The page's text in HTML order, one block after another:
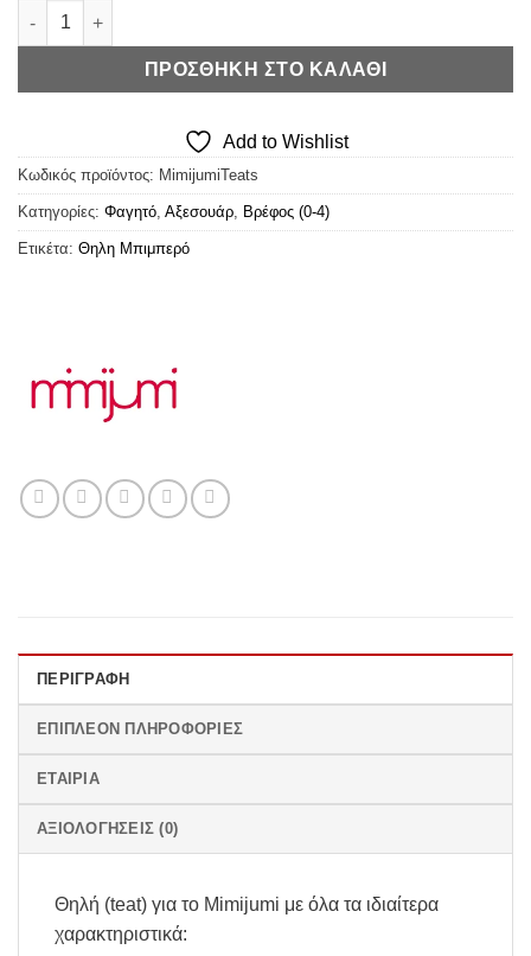
Mimijumi Teats - Ανταλλακτικές Θηλές ποσότητα
ΠΡΟΣΘΉΚΗ ΣΤΟ ΚΑΛΆΘΙ
Add to Wishlist
Κωδικός προϊόντος: MimijumiTeats
Κατηγορίες: Φαγητό, Αξεσουάρ, Βρέφος (0-4)
Ετικέτα: Θηλη Μπιμπερό
ΠΕΡΙΓΡΑΦΉ
ΕΠΙΠΛΈΟΝ ΠΛΗΡΟΦΟΡΊΕΣ
ΕΤΑΙΡΊΑ
ΑΞΙΟΛΟΓΉΣΕΙΣ (0)
Θηλή (teat) για το Mimijumi με όλα τα ιδιαίτερα
χαρακτηριστικά: